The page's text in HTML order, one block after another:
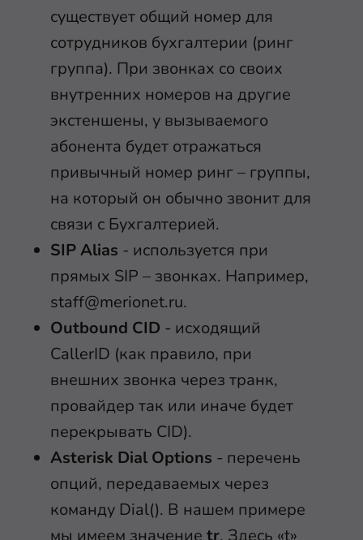
существует общий номер для
сотрудников бухгалтерии (ринг
группа). При звонках со своих
внутренних номеров на другие
экстеншены, у вызываемого
абонента будет отражаться
привычный номер ринг – группы,
на который он обычно звонит для
связи с Бухгалтерией.
SIP Alias - используется при
прямых SIP – звонках. Например,
staff@merionet.ru.
Outbound CID - исходящий
CallerID (как правило, при
внешних звонка через транк,
провайдер так или иначе будет
перекрывать CID).
Asterisk Dial Options - перечень
опций, передаваемых через
команду Dial(). В нашем примере
мы имеем значение tr. Здесь «t»